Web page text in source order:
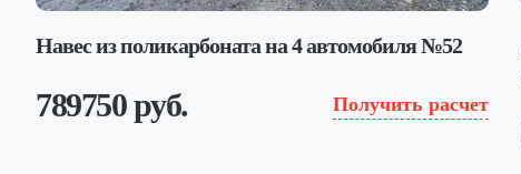
Навес из поликарбоната на 4 автомобиля №52
789750 руб. Получить расчет